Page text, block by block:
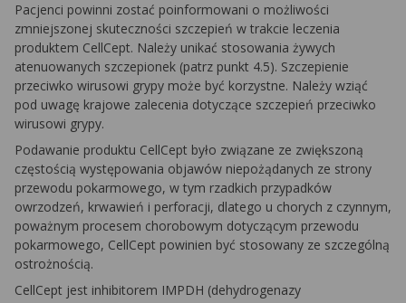
Pacjenci powinni zostać poinformowani o możliwości
zmniejszonej skuteczności szczepień w trakcie leczenia
produktem CellCept. Należy unikać stosowania żywych
atenuowanych szczepionek (patrz punkt 4.5). Szczepienie
przeciwko wirusowi grypy może być korzystne. Należy wziąć
pod uwagę krajowe zalecenia dotyczące szczepień przeciwko
wirusowi grypy.
Podawanie produktu CellCept było związane ze zwiększoną
częstością występowania objawów niepożądanych ze strony
przewodu pokarmowego, w tym rzadkich przypadków
owrzodzeń, krwawień i perforacji, dlatego u chorych z czynnym,
poważnym procesem chorobowym dotyczącym przewodu
pokarmowego, CellCept powinien być stosowany ze szczególną
ostrożnością.
CellCept jest inhibitorem IMPDH (dehydrogenazy